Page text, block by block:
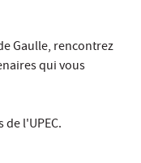
Gaulle, rencontrez
qui vous
l'UPEC.